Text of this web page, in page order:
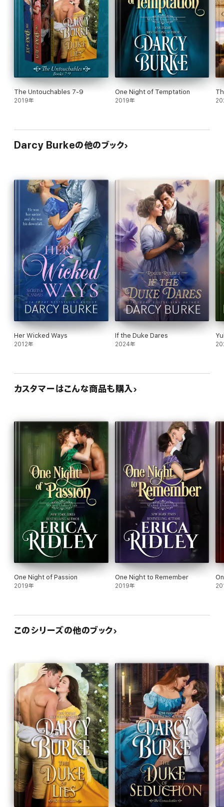
The Untouchables 7-9
2019年
One Night of Temptation
2019年
Darcy Burkeの他のブック
Her Wicked Ways
2012年
If the Duke Dares
2024年
カスタマーはこんな商品も購入
One Night of Passion
2019年
One Night to Remember
2019年
このシリーズの他のブック